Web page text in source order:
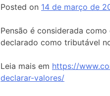
Posted on 14 de março de
Pensão é considerada
declarado como tributável
Leia mais em https://
declarar-valores/